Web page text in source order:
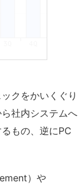
クをかいくぐり
社内システムへ
もの、逆にPC
）や